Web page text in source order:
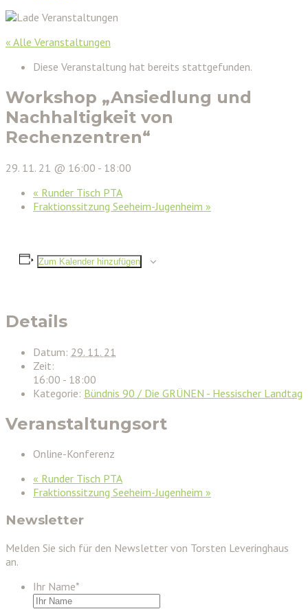
« Alle Veranstaltungen
Diese Veranstaltung hat bereits stattgefunden.
Workshop „Ansiedlung und
Nachhaltigkeit von
Rechenzentren“
29. 11. 21 @ 16:00 - 18:00
« Runder Tisch PTA
Fraktionssitzung Seeheim-Jugenheim »
Zum Kalender hinzufügen
Details
Datum: 29. 11. 21
Zeit:
16:00 - 18:00
Kategorie: Bündnis 90 / Die GRÜNEN - Hessischer Landtag
Veranstaltungsort
Online-Konferenz
« Runder Tisch PTA
Fraktionssitzung Seeheim-Jugenheim »
Newsletter
Melden Sie sich für den Newsletter von Torsten Leveringhaus
an.
Ihr Name*